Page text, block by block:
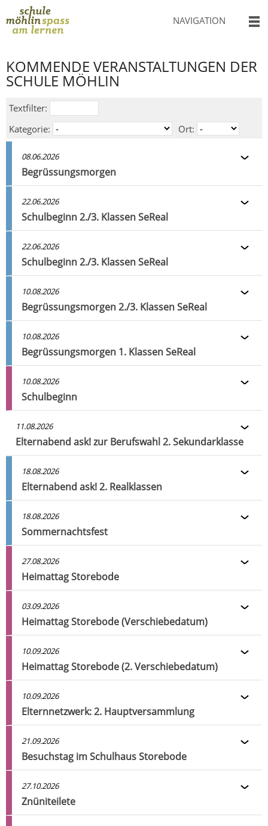
NAVIGATION
KOMMENDE VERANSTALTUNGEN DER
SCHULE MÖHLIN
Textfilter:
Kategorie:
Ort:
08.06.2026
Begrüssungsmorgen
22.06.2026
Schulbeginn 2./3. Klassen SeReal
22.06.2026
Schulbeginn 2./3. Klassen SeReal
10.08.2026
Begrüssungsmorgen 2./3. Klassen SeReal
10.08.2026
Begrüssungsmorgen 1. Klassen SeReal
10.08.2026
Schulbeginn
11.08.2026
Elternabend ask! zur Berufswahl 2. Sekundarklasse
18.08.2026
Elternabend ask! 2. Realklassen
18.08.2026
Sommernachtsfest
27.08.2026
Heimattag Storebode
03.09.2026
Heimattag Storebode (Verschiebedatum)
10.09.2026
Heimattag Storebode (2. Verschiebedatum)
10.09.2026
Elternnetzwerk: 2. Hauptversammlung
21.09.2026
Besuchstag im Schulhaus Storebode
27.10.2026
Znüniteilete